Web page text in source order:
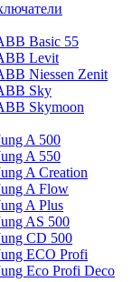
Basic 55
Levit
Niessen Zenit
Sky
Skymoon
A 500
A 550
A Creation
A Flow
A Plus
AS 500
CD 500
ECO Profi
Eco Profi Deco